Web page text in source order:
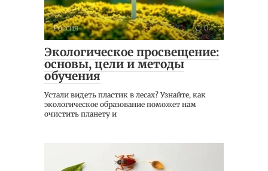
Россия 0
Экологическое просвещение:
основы, цели и методы
обучения
Устали видеть пластик в лесах? Узнайте, как
экологическое образование поможет нам
очистить планету и